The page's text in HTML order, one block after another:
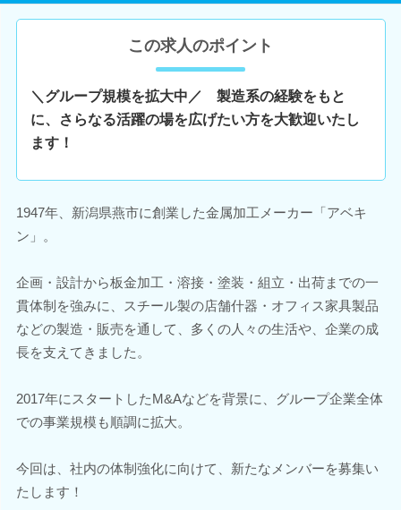
この求人のポイント
＼グループ規模を拡大中／ 製造系の経験をもと
に、さらなる活躍の場を広げたい方を大歓迎いたし
ます！
1947年、新潟県燕市に創業した金属加工メーカー「アベキ
ン」。
企画・設計から板金加工・溶接・塗装・組立・出荷までの一
貫体制を強みに、スチール製の店舗什器・オフィス家具製品
などの製造・販売を通して、多くの人々の生活や、企業の成
長を支えてきました。
2017年にスタートしたM&Aなどを背景に、グループ企業全体
での事業規模も順調に拡大。
今回は、社内の体制強化に向けて、新たなメンバーを募集い
たします！